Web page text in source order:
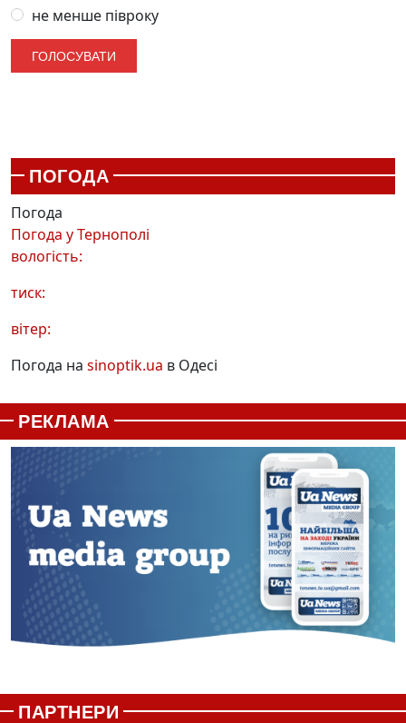
не менше півроку
ПОГОДА
Погода
Погода уТернополі
вологість:
тиск:
вітер:
Погода на sinoptik.ua в Одесі
РЕКЛАМА
ПАРТНЕРИ